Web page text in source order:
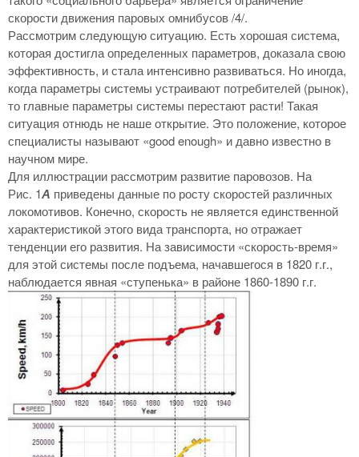
скорости движения паровых омнибусов /4/.
Рассмотрим следующую ситуацию. Есть хорошая система,
которая достигла определенных параметров, доказала свою
эффективность, и стала интенсивно развиваться. Но иногда,
когда параметры системы устраивают потребителей (рынок),
то главные параметры системы перестают расти! Такая
ситуация отнюдь не наше открытие. Это положение, которое
специалисты называют «good enough» и давно известно в
научном мире.
Для иллюстрации рассмотрим развитие паровозов. На
Рис. 1А приведены данные по росту скоростей различных
локомотивов. Конечно, скорость не является единственной
характеристикой этого вида транспорта, но отражает
тенденции его развития. На зависимости «скорость-время»
для этой системы после подъема, начавшегося в 1820 г.г.,
наблюдается явная «ступенька» в районе 1860-1890 г.г.